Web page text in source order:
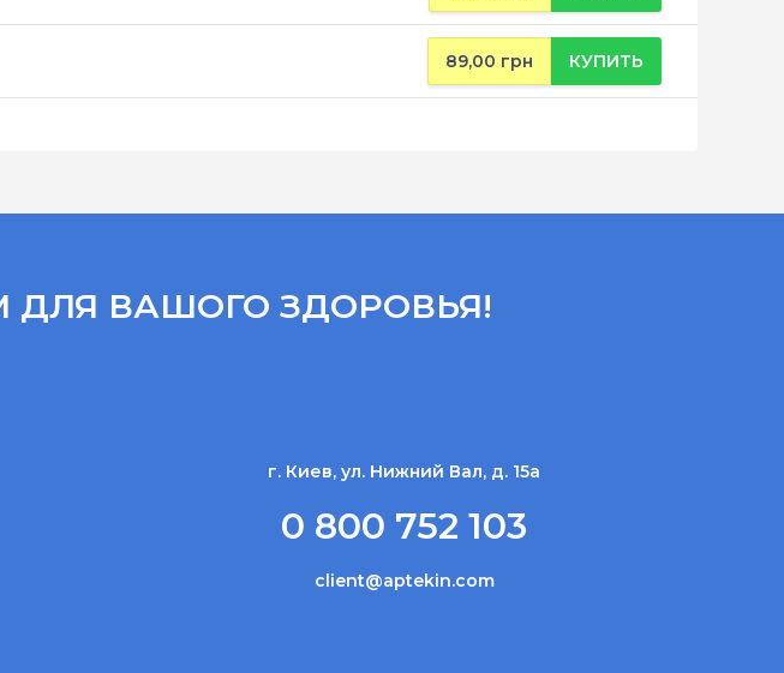
89,00 грн КУПИТЬ
ВАШОГО ЗДОРОВЬЯ!
г. Киев, ул. Нижний Вал, д. 15а
0 800 752 103
client@aptekin.com